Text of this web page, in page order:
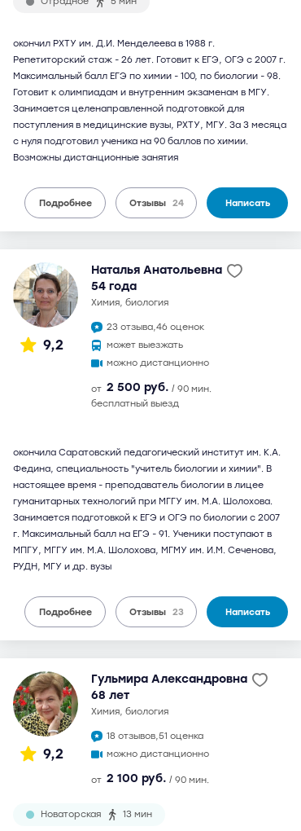
окончил РХТУ им. Д.И. Менделеева в 1988 г.
Репетиторский стаж - 26 лет. Готовит к ЕГЭ, ОГЭ с 2007 г.
Максимальный балл ЕГЭ по химии - 100, по биологии - 98.
Готовит к олимпиадам и внутренним экзаменам в МГУ.
Занимается целенаправленной подготовкой для
поступления в медицинские вузы, РХТУ, МГУ. За 3 месяца
с нуля подготовил ученика на 90 баллов по химии.
Возможны дистанционные занятия
Подробнее Отзывы 24 Написать
9,2
Наталья Анатольевна
54 года
химия, биология
23 отзыва,46 оценок
может выезжать
можно дистанционно
от 2 500 руб. / 90 мин.
бесплатный выезд
окончила Саратовский педагогический институт им. К.А.
Федина, специальность "учитель биологии и химии". В
настоящее время - преподаватель биологии в лицее
гуманитарных технологий при МГГУ им. М.А. Шолохова.
Занимается подготовкой к ЕГЭ и ОГЭ по биологии с 2007
г. Максимальный балл на ЕГЭ - 91. Ученики поступают в
МПГУ, МГГУ им. М.А. Шолохова, МГМУ им. И.М. Сеченова,
РУДН, МГУ и др. вузы
Подробнее Отзывы 23 Написать
9,2
Гульмира Александровна
68 лет
химия, биология
18 отзывов,51 оценка
можно дистанционно
от 2 100 руб. / 90 мин.
Новаторская 13 мин